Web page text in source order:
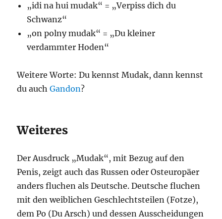
„idi na hui mudak“ = „Verpiss dich du
Schwanz“
„on polny mudak“ = „Du kleiner
verdammter Hoden“
Weitere Worte: Du kennst Mudak, dann kennst
du auchGandon?
Weiteres
Der Ausdruck „Mudak“, mit Bezug auf den
Penis, zeigt auch das Russen oder Osteuropäer
anders fluchen als Deutsche. Deutsche fluchen
mit den weiblichen Geschlechtsteilen (Fotze),
dem Po (Du Arsch) und dessen Ausscheidungen